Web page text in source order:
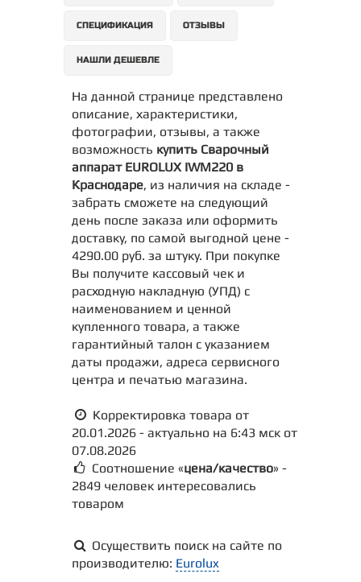
СПЕЦИФИКАЦИЯ ОТЗЫВЫ
НАШЛИ ДЕШЕВЛЕ
На данной странице представлено
описание, характеристики,
фотографии, отзывы, а также
возможность купить Сварочный
аппарат EUROLUX IWM220 в
Краснодаре, из наличия на складе -
забрать сможете на следующий
день после заказа или оформить
доставку, по самой выгодной цене -
4290.00 руб. за штуку. При покупке
Вы получите кассовый чек и
расходную накладную (УПД) с
наименованием и ценной
купленного товара, а также
гарантийный талон с указанием
даты продажи, адреса сервисного
центра и печатью магазина.
Корректировка товара от
20.01.2026 - актуально на 6:43 мск от
07.08.2026
Соотношение «цена/качество» -
2849 человек интересовались
товаром
Осуществить поиск на сайте по
производителю: Eurolux